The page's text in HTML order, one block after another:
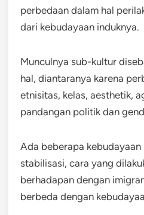
perbedaan dalam hal
dari kebudayaan induknya.
Munculnya sub-kultur
hal, diantaranya karena
etnisitas, kelas, aesthetik,
pandangan politik dan
Ada beberapa kebudayaan
stabilisasi, cara yang
berhadapan dengan
berbeda dengan